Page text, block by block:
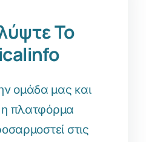
Το
ομάδα μας και
η πλατφόρμα
στις